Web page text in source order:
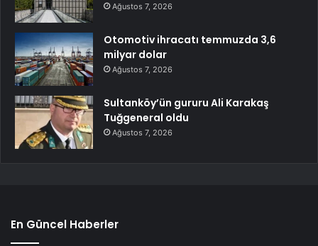
Ağustos 7, 2026
Otomotiv ihracatı temmuzda 3,6
milyar dolar
Ağustos 7, 2026
Sultanköy’ün gururu Ali Karakaş
Tuğgeneral oldu
Ağustos 7, 2026
En Güncel Haberler